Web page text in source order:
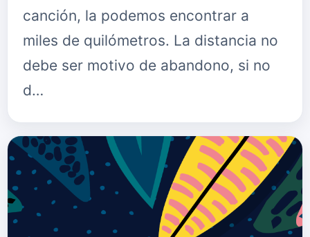
canción, la podemos encontrar a
miles de quilómetros. La distancia no
debe ser motivo de abandono, si no
d…